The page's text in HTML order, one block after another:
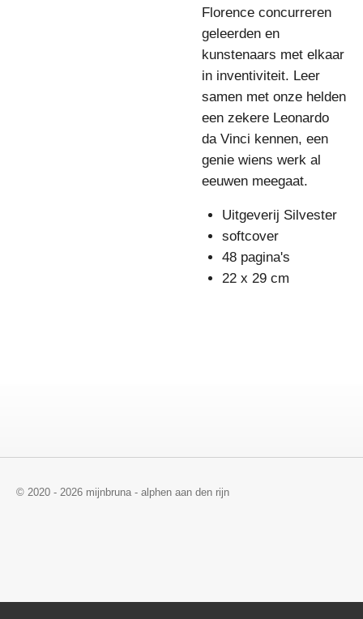
Florence concurreren
geleerden en
kunstenaars met elkaar
in inventiviteit. Leer
samen met onze helden
een zekere Leonardo
da Vinci kennen, een
genie wiens werk al
eeuwen meegaat.
Uitgeverij Silvester
softcover
48 pagina's
22 x 29 cm
© 2020 - 2026 mijnbruna - alphen aan den rijn